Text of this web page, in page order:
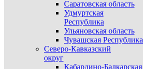
Саратовская область
Удмуртская
Республика
Ульяновская область
Чувашская Республика
Северо-Кавказский
округ
Кабардино-Балкарская